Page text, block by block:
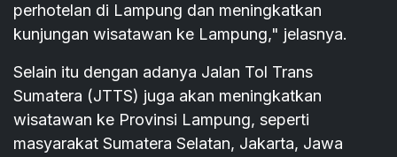
perhotelan di Lampung dan meningkatkan
kunjungan wisatawan ke Lampung," jelasnya.
Selain itu dengan adanya Jalan Tol Trans
Sumatera (JTTS) juga akan meningkatkan
wisatawan ke Provinsi Lampung, seperti
masyarakat Sumatera Selatan, Jakarta, Jawa